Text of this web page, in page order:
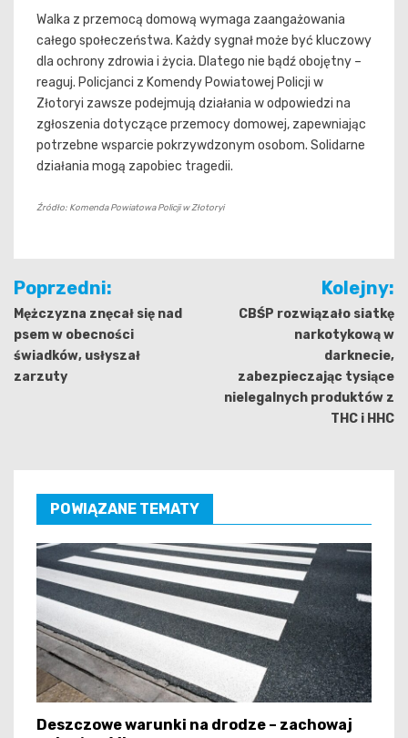
Walka z przemocą domową wymaga zaangażowania
całego społeczeństwa. Każdy sygnał może być kluczowy
dla ochrony zdrowia i życia. Dlatego nie bądź obojętny –
reaguj. Policjanci z Komendy Powiatowej Policji w
Złotoryi zawsze podejmują działania w odpowiedzi na
zgłoszenia dotyczące przemocy domowej, zapewniając
potrzebne wsparcie pokrzywdzonym osobom. Solidarne
działania mogą zapobiec tragedii.
Źródło: Komenda Powiatowa Policji w Złotoryi
Nawigacja
wpisu
Poprzedni:
Mężczyzna znęcał się nad
psem w obecności
świadków, usłyszał
zarzuty
Kolejny:
CBŚP rozwiązało siatkę
narkotykową w
darknecie,
zabezpieczając tysiące
nielegalnych produktów z
THC i HHC
POWIĄZANE TEMATY
Deszczowe warunki na drodze – zachowaj